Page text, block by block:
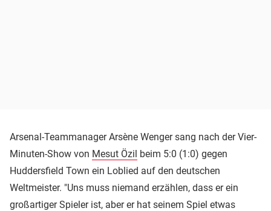
Arsenal-Teammanager Arsène Wenger sang nach der Vier-
Minuten-Show von Mesut Özil beim 5:0 (1:0) gegen
Huddersfield Town ein Loblied auf den deutschen
Weltmeister. "Uns muss niemand erzählen, dass er ein
großartiger Spieler ist, aber er hat seinem Spiel etwas